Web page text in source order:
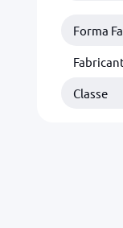
Forma
Classe